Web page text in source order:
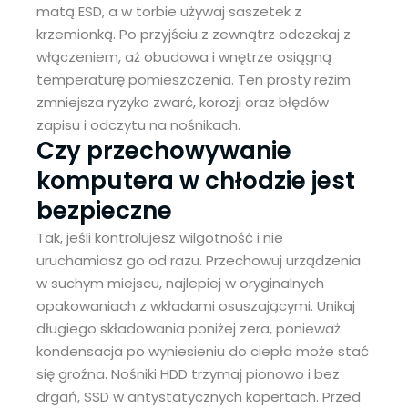
matą ESD, a w torbie używaj saszetek z
krzemionką. Po przyjściu z zewnątrz odczekaj z
włączeniem, aż obudowa i wnętrze osiągną
temperaturę pomieszczenia. Ten prosty reżim
zmniejsza ryzyko zwarć, korozji oraz błędów
zapisu i odczytu na nośnikach.
Czy przechowywanie
komputera w chłodzie jest
bezpieczne
Tak, jeśli kontrolujesz wilgotność i nie
uruchamiasz go od razu. Przechowuj urządzenia
w suchym miejscu, najlepiej w oryginalnych
opakowaniach z wkładami osuszającymi. Unikaj
długiego składowania poniżej zera, ponieważ
kondensacja po wyniesieniu do ciepła może stać
się groźna. Nośniki HDD trzymaj pionowo i bez
drgań, SSD w antystatycznych kopertach. Przed